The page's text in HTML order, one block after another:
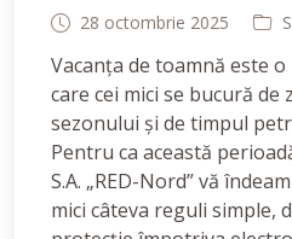
28 octombrie 2025
Vacanța de toamnă este
care cei mici se bucură de
sezonului și de timpul
Pentru ca această
S.A. „RED-Nord” vă
mici câteva reguli simple,